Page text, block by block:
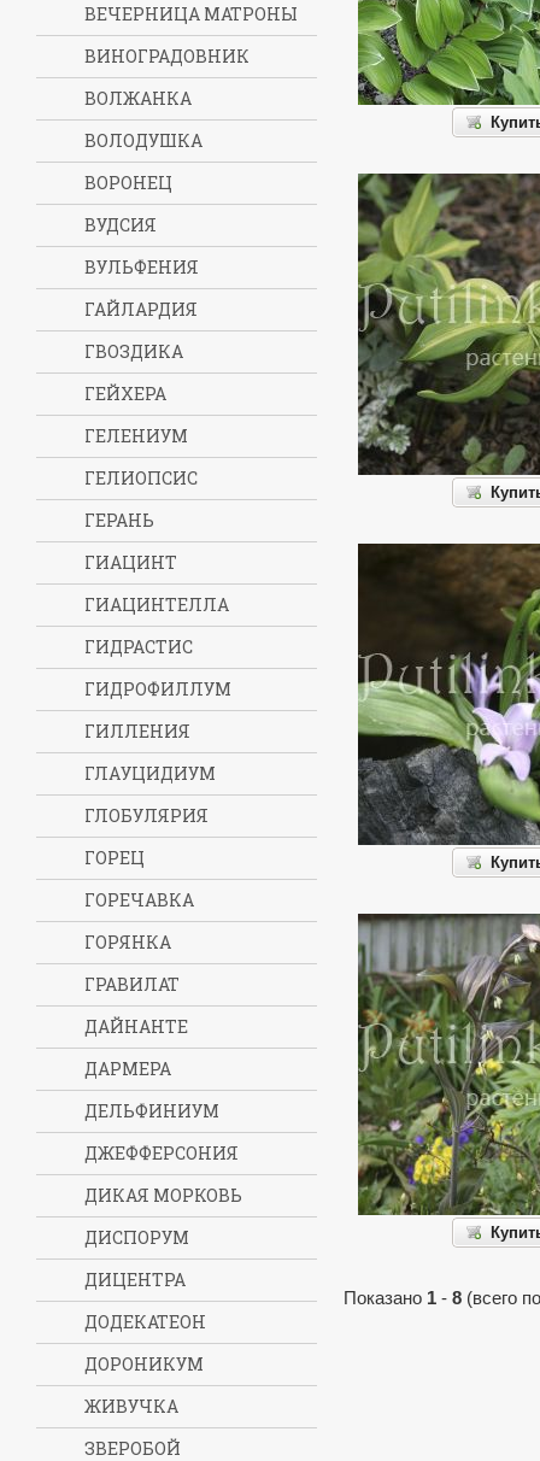
Показано 1 - 8 (всего
ВЕЧЕРНИЦА МАТРОНЫ
ВИНОГРАДОВНИК
ВОЛЖАНКА
ВОЛОДУШКА
ВОРОНЕЦ
ВУДСИЯ
ВУЛЬФЕНИЯ
ГАЙЛАРДИЯ
ГВОЗДИКА
ГЕЙХЕРА
ГЕЛЕНИУМ
ГЕЛИОПСИС
ГЕРАНЬ
ГИАЦИНТ
ГИАЦИНТЕЛЛА
ГИДРАСТИС
ГИДРОФИЛЛУМ
ГИЛЛЕНИЯ
ГЛАУЦИДИУМ
ГЛОБУЛЯРИЯ
ГОРЕЦ
ГОРЕЧАВКА
ГОРЯНКА
ГРАВИЛАТ
ДАЙНАНТЕ
ДАРМЕРА
ДЕЛЬФИНИУМ
ДЖЕФФЕРСОНИЯ
ДИКАЯ МОРКОВЬ
ДИСПОРУМ
ДИЦЕНТРА
ДОДЕКАТЕОН
ДОРОНИКУМ
ЖИВУЧКА
ЗВЕРОБОЙ